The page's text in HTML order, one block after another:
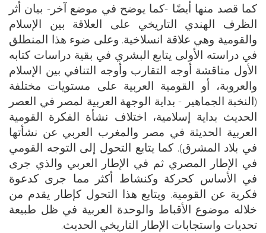
كما قصد منها أيضًا -كما يوضح في موضع آخر- بيان أثر
الظرف الهندي التاريخي على العلاقة بين الإسلام
والقومية وهي علاقة انسلاخية. وعلى ضوء هذا المنطلق
في دراسته الأولى يتابع البشري في بقية دراسات كتابه
الأول مناقشة أوجه التقارب وأوجه التنافي بين الإسلام
والعروبة، أو القومية العربية على مستويات مختلفة
(النخبة الجماهير - بداية الوجهة العربية لمصر في العصر
الحديث بداية إسلامية، اختلاف نشأة الفكرة القومية
العربية الحديثة في مصر والمغرب العربي عن نشأتها
في بلاد المشرق). كما يتابع التحول إلى التوجه القومي
في الإطار المصري ثم في الإطار العربي والذي جرى
في الأساس كحركة وكنشاط أكثر مما جرى كدعوة
فكرية عن القومية. ويتابع هذا التحول كإطار يقدم من
خلاله موضوع الأقباط والوحدة العربية في ظل طبيعة
تحديات واستجابات الإطار التاريخي الحديث.